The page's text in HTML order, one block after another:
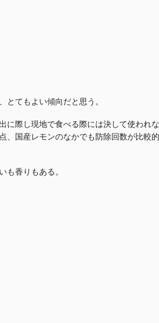
てもよい傾向だと思う。
に際し現地で食べる際には決して使われ
、国産レモンのなかでも防除回数が比較
も香りもある。